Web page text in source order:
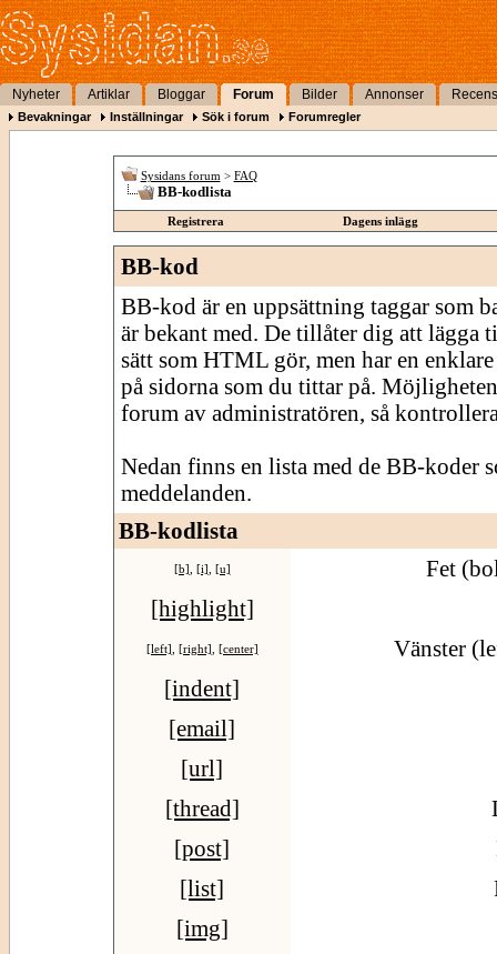
Nyheter Artiklar Bloggar Forum Bilder Annonser
Bevakningar Inställningar Sök i forum Forumregler
Sysidans forum > FAQ
BB-kodlista
Registrera Dagens inlägg
BB-kod
BB-kod är en uppsättning taggar som
är bekant med. De tillåter dig att lägga
sätt som HTML gör, men har en
på sidorna som du tittar på.
forum av administratören, så
Nedan finns en lista med de BB-koder
meddelanden.
BB-kodlista
[b] [i] [u]
Fet
[highlight]
[left] [right] [center]
Vänster
[indent]
[email]
[url]
[thread]
[post]
[list]
[img]